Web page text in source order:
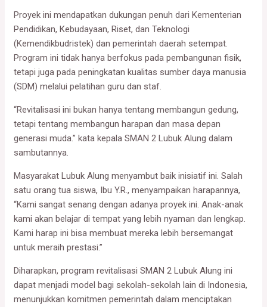
Proyek ini mendapatkan dukungan penuh dari Kementerian
Pendidikan, Kebudayaan, Riset, dan Teknologi
(Kemendikbudristek) dan pemerintah daerah setempat.
Program ini tidak hanya berfokus pada pembangunan fisik,
tetapi juga pada peningkatan kualitas sumber daya manusia
(SDM) melalui pelatihan guru dan staf.
“Revitalisasi ini bukan hanya tentang membangun gedung,
tetapi tentang membangun harapan dan masa depan
generasi muda.” kata kepala SMAN 2 Lubuk Alung dalam
sambutannya.
Masyarakat Lubuk Alung menyambut baik inisiatif ini. Salah
satu orang tua siswa, Ibu Y.R., menyampaikan harapannya,
“Kami sangat senang dengan adanya proyek ini. Anak-anak
kami akan belajar di tempat yang lebih nyaman dan lengkap.
Kami harap ini bisa membuat mereka lebih bersemangat
untuk meraih prestasi.”
Diharapkan, program revitalisasi SMAN 2 Lubuk Alung ini
dapat menjadi model bagi sekolah-sekolah lain di Indonesia,
menunjukkan komitmen pemerintah dalam menciptakan